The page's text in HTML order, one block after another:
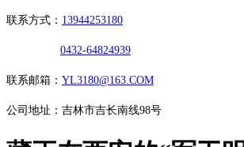
联系方式： 13944253180
0432-64824939
联系邮箱： YL3180@163.COM
公司地址：吉林市吉长南线98号